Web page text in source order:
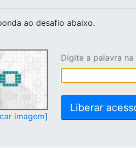
ao desafio abaixo.
imagem]
Digite a palavra